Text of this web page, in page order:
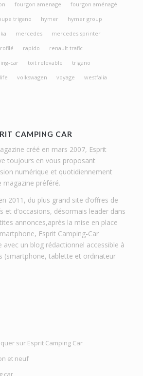
fourgon amenage
fourgon aménagé
trigano hymer
hymer group
mercedes
mercedes sprinter
rapido
renault trafic
car
toit relevable
trigano
volkswagen voyage westfalia
CAMPING CAR
créé en mars 2007, Esprit
toujours en vous proposant
numérique et quotidiennement
magazine préféré.
2011, du plus grand site d’offres de
et d’occasions, désormais leader dans
annonces,après la mise en place
Esprit Camping-Car
un blog rédactionnel accessible à
(smartphone, tablette et ordinateur
sur Esprit Camping Car
et neuf
car